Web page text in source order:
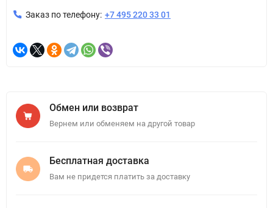
Заказ по телефону: +7 495 220 33 01
Обмен или возврат
Вернем или обменяем на другой товар
Бесплатная доставка
Вам не придется платить за доставку